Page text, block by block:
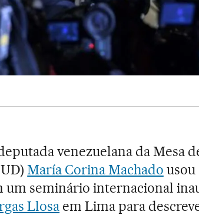
venezuelana da Mesa
María Corina Machado
um seminário internacional
Llosa em Lima para